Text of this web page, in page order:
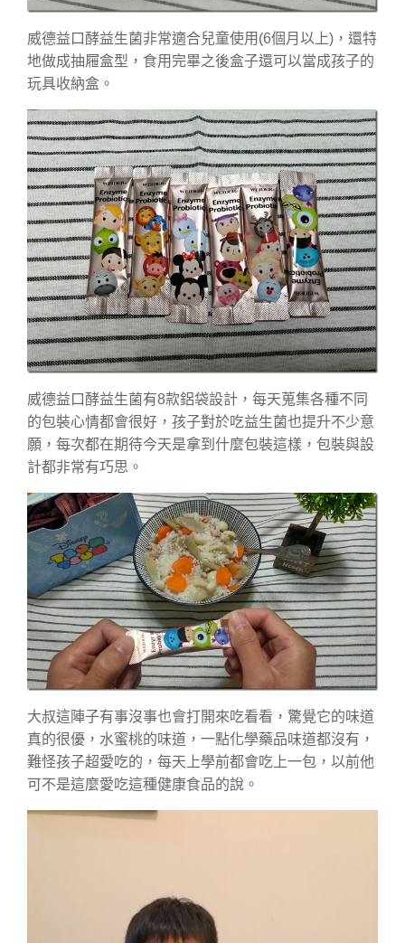
威德益口酵益生菌非常適合兒童使用(6個月以上)，還特
地做成抽屜盒型，食用完畢之後盒子還可以當成孩子的
玩具收納盒。
威德益口酵益生菌有8款鋁袋設計，每天蒐集各種不同
的包裝心情都會很好，孩子對於吃益生菌也提升不少意
願，每次都在期待今天是拿到什麼包裝這樣，包裝與設
計都非常有巧思。
大叔這陣子有事沒事也會打開來吃看看，驚覺它的味道
真的很優，水蜜桃的味道，一點化學藥品味道都沒有，
難怪孩子超愛吃的，每天上學前都會吃上一包，以前他
可不是這麼愛吃這種健康食品的說。